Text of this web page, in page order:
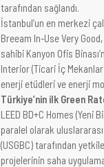
tarafından sağlandı.
İstanbul’un en merkezi
Breeam In-Use Very
sahibi Kanyon Ofis
Interior (Ticari İç
enerji etüdleri ve enerji
Türkiye’nin ilk Green
LEED BD+C Homes (Yeni
paralel olarak
(USGBC) tarafından
projelerinin saha